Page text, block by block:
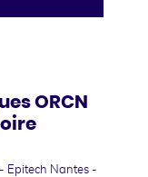
ORCN
Epitech Nantes -